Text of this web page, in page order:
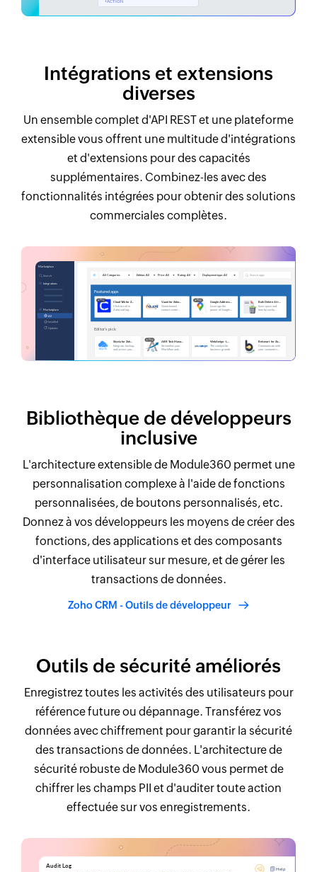
Intégrations et extensions
diverses
Un ensemble complet d'API REST et une plateforme
extensible vous offrent une multitude d'intégrations
et d'extensions pour des capacités
supplémentaires. Combinez-les avec des
fonctionnalités intégrées pour obtenir des solutions
commerciales complètes.
Bibliothèque de développeurs
inclusive
L'architecture extensible de Module360 permet une
personnalisation complexe à l'aide de fonctions
personnalisées, de boutons personnalisés, etc.
Donnez à vos développeurs les moyens de créer des
fonctions, des applications et des composants
d'interface utilisateur sur mesure, et de gérer les
transactions de données.
Zoho CRM - Outils de développeur
Outils de sécurité améliorés
Enregistrez toutes les activités des utilisateurs pour
référence future ou dépannage. Transférez vos
données avec chiffrement pour garantir la sécurité
des transactions de données. L'architecture de
sécurité robuste de Module360 vous permet de
chiffrer les champs PII et d'auditer toute action
effectuée sur vos enregistrements.